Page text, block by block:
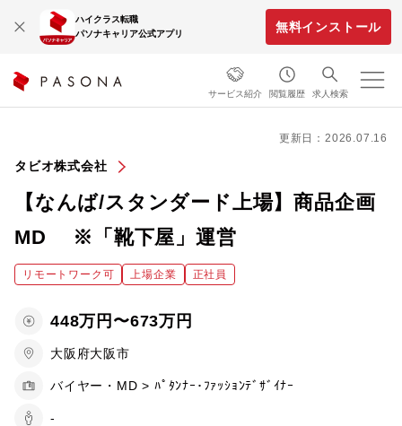
ハイクラス転職
パソナキャリア公式アプリ
無料インストール
サービス紹介 閲覧履歴 求人検索
更新日：2026.07.16
タビオ株式会社
【なんば/スタンダード上場】商品企画
MD ※「靴下屋」運営
リモートワーク可 上場企業 正社員
448万円〜673万円
大阪府大阪市
バイヤー・MD > ﾊﾟﾀﾝﾅｰ･ﾌｧｯｼｮﾝﾃﾞｻﾞｲﾅｰ
-